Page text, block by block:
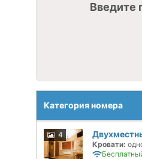
Введите
Категория номера
4
Кровати: